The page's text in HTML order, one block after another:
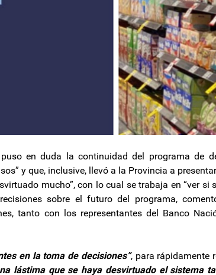
en duda la continuidad del programa de
y que, inclusive, llevó a la Provincia a
mucho”, con lo cual se trabaja en “ver si
sobre el futuro del programa,
tanto con los representantes del Banco
en la toma de decisiones”, para rápidamente
lástima que se haya desvirtuado el sistema